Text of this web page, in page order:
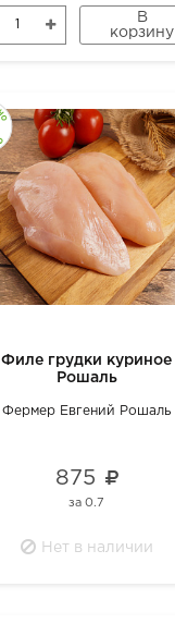
В
корзину
Филе грудки куриное
Рошаль
Фермер Евгений Рошаль
875
за0.7
Нет в наличии